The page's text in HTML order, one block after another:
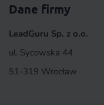
Dane firmy
LeadGuru Sp. z o.o.
ul. Sycowska 44
51-319 Wrocław